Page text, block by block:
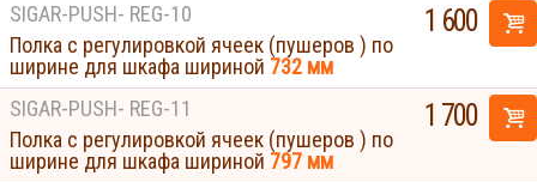
SIGAR-PUSH- REG-10
Полка с регулировкой ячеек (пушеров ) по
ширине для шкафа шириной 732 мм
1 600
SIGAR-PUSH- REG-11
Полка с регулировкой ячеек (пушеров ) по
ширине для шкафа шириной 797 мм
1 700